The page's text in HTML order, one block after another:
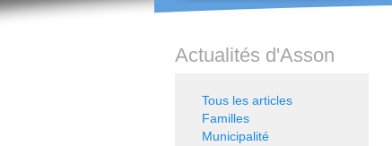
Actualités d'Asson
Tous les articles
Familles
Municipalité